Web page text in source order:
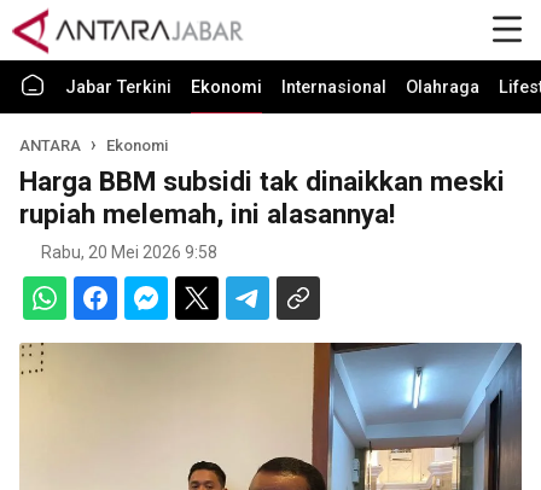
Jabar Terkini Ekonomi Internasional Olahraga
ANTARA Ekonomi
Harga BBM subsidi tak dinaikkan meski
rupiah melemah, ini alasannya!
Rabu, 20 Mei 2026 9:58